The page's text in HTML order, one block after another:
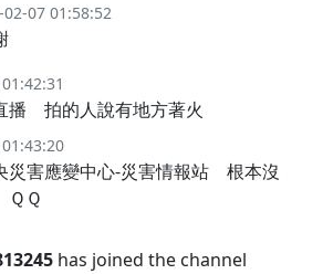
02-07 01:58:52
01:42:31
播 拍的人說有地方著火
01:43:20
害應變中心-災害情報站 根本沒
Ｑ
has joined the channel